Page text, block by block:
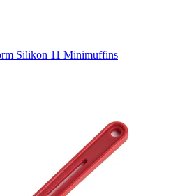
Silikon 11 Minimuffins